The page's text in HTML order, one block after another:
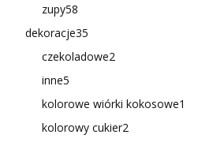
zupy58
dekoracje35
czekoladowe2
inne5
kolorowe wiórki kokosowe1
kolorowy cukier2